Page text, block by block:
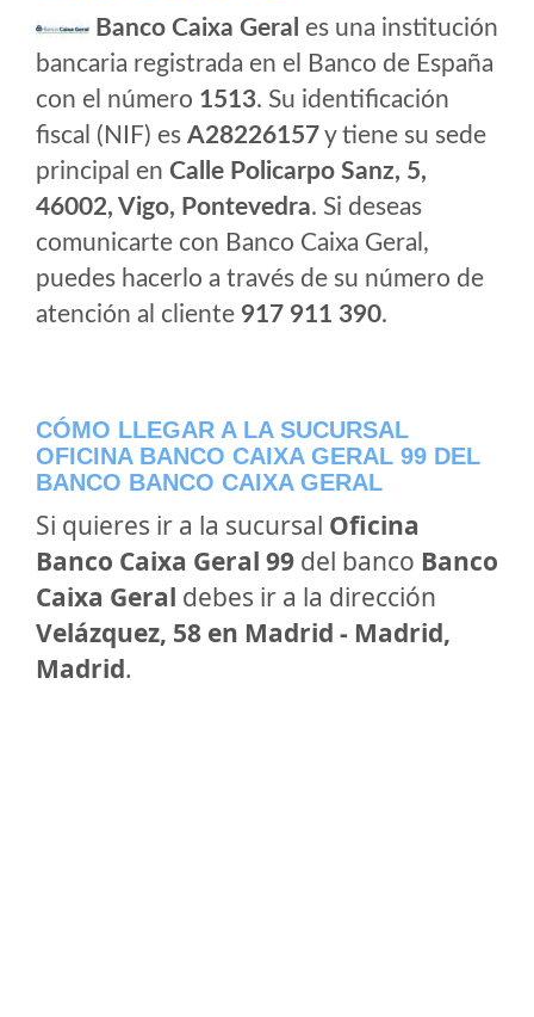
Banco Caixa Geral es una institución
bancaria registrada en el Banco de España
con el número 1513. Su identificación
fiscal (NIF) es A28226157y tiene su sede
principal en Calle Policarpo Sanz, 5,
46002, Vigo, Pontevedra. Si deseas
comunicarte con Banco Caixa Geral,
puedes hacerlo a través de su número de
atención al cliente 917 911 390.
CÓMO LLEGAR A LA SUCURSAL
OFICINA BANCO CAIXA GERAL 99 DEL
BANCO BANCO CAIXA GERAL
Si quieres ir a la sucursal Oficina
Banco Caixa Geral 99 del banco Banco
Caixa Geral debes ir a la dirección
Velázquez, 58 en Madrid - Madrid,
Madrid.